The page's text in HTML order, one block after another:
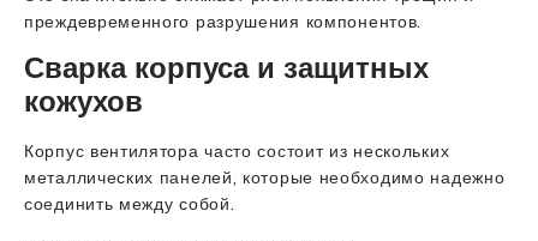
преждевременного разрушения компонентов.
Сварка корпуса и защитных
кожухов
Корпус вентилятора часто состоит из нескольких
металлических панелей, которые необходимо надежно
соединить между собой.